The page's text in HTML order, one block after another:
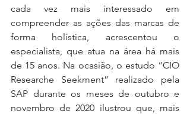
cada vez mais interessado em
compreender as ações das marcas de
forma holística, acrescentou o
especialista, que atua na área há mais
de 15 anos. Na ocasião, o estudo “CIO
Researche Seekment” realizado pela
SAP durante os meses de outubro e
novembro de 2020 ilustrou que, mais